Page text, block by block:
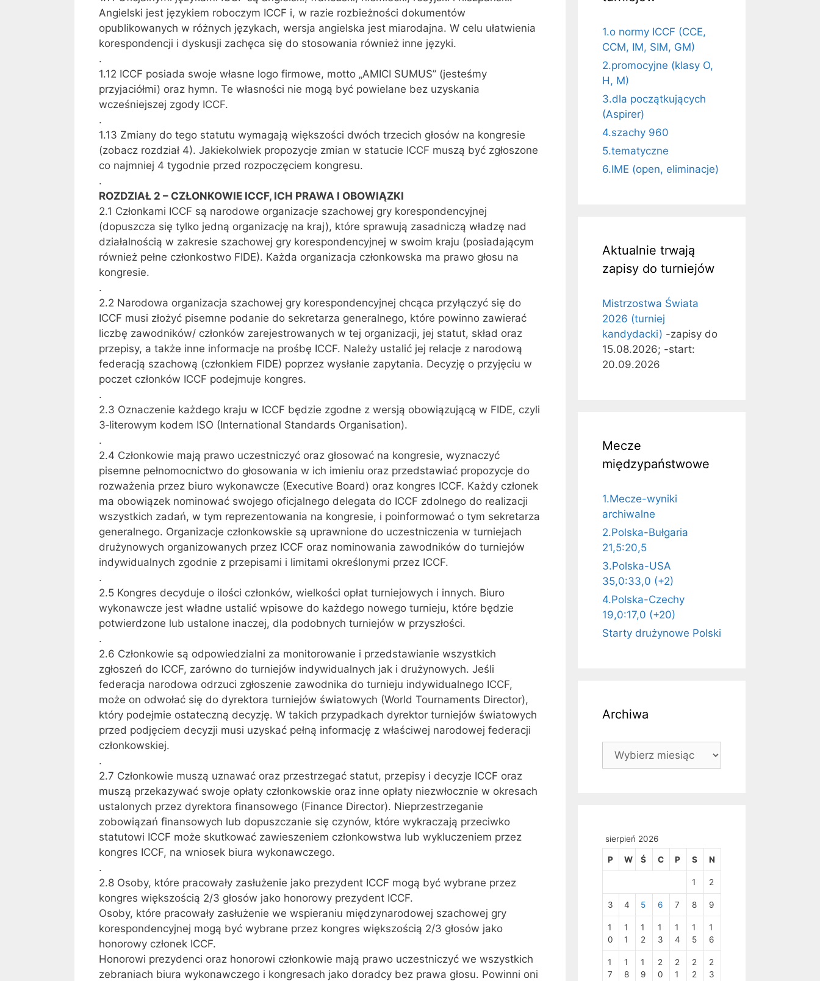
Angielski jest językiem roboczym ICCF i, w razie rozbieżności dokumentów
opublikowanych w różnych językach, wersja angielska jest miarodajna. W celu ułatwienia
korespondencji i dyskusji zachęca się do stosowania również inne języki.
.
1.12 ICCF posiada swoje własne logo firmowe, motto „AMICI SUMUS” (jesteśmy
przyjaciółmi) oraz hymn. Te własności nie mogą być powielane bez uzyskania
wcześniejszej zgody ICCF.
.
1.13 Zmiany do tego statutu wymagają większości dwóch trzecich głosów na kongresie
(zobacz rozdział 4). Jakiekolwiek propozycje zmian w statucie ICCF muszą być zgłoszone
co najmniej 4 tygodnie przed rozpoczęciem kongresu.
.
ROZDZIAŁ 2 – CZŁONKOWIE ICCF, ICH PRAWA I OBOWIĄZKI
2.1 Członkami ICCF są narodowe organizacje szachowej gry korespondencyjnej
(dopuszcza się tylko jedną organizację na kraj), które sprawują zasadniczą władzę nad
działalnością w zakresie szachowej gry korespondencyjnej w swoim kraju (posiadającym
również pełne członkostwo FIDE). Każda organizacja członkowska ma prawo głosu na
kongresie.
.
2.2 Narodowa organizacja szachowej gry korespondencyjnej chcąca przyłączyć się do
ICCF musi złożyć pisemne podanie do sekretarza generalnego, które powinno zawierać
liczbę zawodników/ członków zarejestrowanych w tej organizacji, jej statut, skład oraz
przepisy, a także inne informacje na prośbę ICCF. Należy ustalić jej relacje z narodową
federacją szachową (członkiem FIDE) poprzez wysłanie zapytania. Decyzję o przyjęciu w
poczet członków ICCF podejmuje kongres.
.
2.3 Oznaczenie każdego kraju w ICCF będzie zgodne z wersją obowiązującą w FIDE, czyli
3‑literowym kodem ISO (International Standards Organisation).
.
2.4 Członkowie mają prawo uczestniczyć oraz głosować na kongresie, wyznaczyć
pisemne pełnomocnictwo do głosowania w ich imieniu oraz przedstawiać propozycje do
rozważenia przez biuro wykonawcze (Executive Board) oraz kongres ICCF. Każdy członek
ma obowiązek nominować swojego oficjalnego delegata do ICCF zdolnego do realizacji
wszystkich zadań, w tym reprezentowania na kongresie, i poinformować o tym sekretarza
generalnego. Organizacje członkowskie są uprawnione do uczestniczenia w turniejach
drużynowych organizowanych przez ICCF oraz nominowania zawodników do turniejów
indywidualnych zgodnie z przepisami i limitami określonymi przez ICCF.
.
2.5 Kongres decyduje o ilości członków, wielkości opłat turniejowych i innych. Biuro
wykonawcze jest władne ustalić wpisowe do każdego nowego turnieju, które będzie
potwierdzone lub ustalone inaczej, dla podobnych turniejów w przyszłości.
.
2.6 Członkowie są odpowiedzialni za monitorowanie i przedstawianie wszystkich
zgłoszeń do ICCF, zarówno do turniejów indywidualnych jak i drużynowych. Jeśli
federacja narodowa odrzuci zgłoszenie zawodnika do turnieju indywidualnego ICCF,
może on odwołać się do dyrektora turniejów światowych (World Tournaments Director),
który podejmie ostateczną decyzję. W takich przypadkach dyrektor turniejów światowych
przed podjęciem decyzji musi uzyskać pełną informację z właściwej narodowej federacji
członkowskiej.
.
2.7 Członkowie muszą uznawać oraz przestrzegać statut, przepisy i decyzje ICCF oraz
muszą przekazywać swoje opłaty członkowskie oraz inne opłaty niezwłocznie w okresach
ustalonych przez dyrektora finansowego (Finance Director). Nieprzestrzeganie
zobowiązań finansowych lub dopuszczanie się czynów, które wykraczają przeciwko
statutowi ICCF może skutkować zawieszeniem członkowstwa lub wykluczeniem przez
kongres ICCF, na wniosek biura wykonawczego.
.
2.8 Osoby, które pracowały zasłużenie jako prezydent ICCF mogą być wybrane przez
kongres większością 2/3 głosów jako honorowy prezydent ICCF.
Osoby, które pracowały zasłużenie we wspieraniu międzynarodowej szachowej gry
korespondencyjnej mogą być wybrane przez kongres większością 2/3 głosów jako
honorowy członek ICCF.
Honorowi prezydenci oraz honorowi członkowie mają prawo uczestniczyć we wszystkich
zebraniach biura wykonawczego i kongresach jako doradcy bez prawa głosu. Powinni oni
1.o normy ICCF (CCE,
CCM, IM, SIM, GM)
2.promocyjne (klasy O,
H, M)
3.dla początkujących
(Aspirer)
4.szachy 960
5.tematyczne
6.IME (open, eliminacje)
Aktualnie trwają
zapisy do turniejów
Mistrzostwa Świata
2026 (turniej
kandydacki) -zapisy do
15.08.2026; -start:
20.09.2026
Mecze
międzypaństwowe
1.Mecze-wyniki
archiwalne
2.Polska-Bułgaria
21,5:20,5
3.Polska-USA
35,0:33,0 (+2)
4.Polska-Czechy
19,0:17,0 (+20)
Starty drużynowe Polski
Archiwa
Archiwa
sierpień 2026
P W Ś C P S N
1 2
3 4 5 6 7 8 9
1
0
1
1
1
2
1
3
1
4
1
5
1
6
1
7
1
8
1
9
2
0
2
1
2
2
2
3